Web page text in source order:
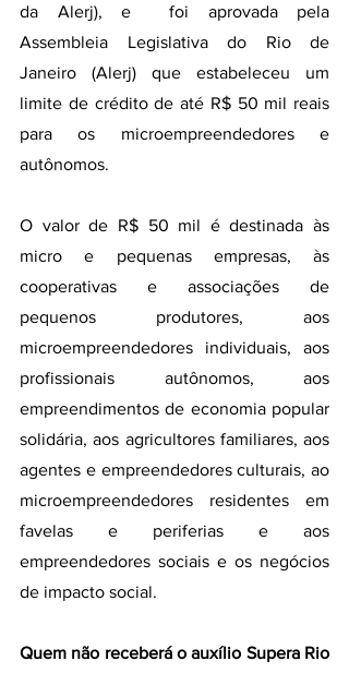
da Alerj), e  foi aprovada pela
Assembleia Legislativa do Rio de
Janeiro (Alerj) que estabeleceu um
limite de crédito de até R$ 50 mil reais
para os microempreendedores e
autônomos.
O valor de R$ 50 mil é destinada às
micro e pequenas empresas, às
cooperativas e associações de
pequenos produtores, aos
microempreendedores individuais, aos
profissionais autônomos, aos
empreendimentos de economia popular
solidária, aos agricultores familiares, aos
agentes e empreendedores culturais, ao
microempreendedores residentes em
favelas e periferias e aos
empreendedores sociais e os negócios
de impacto social.
Quem não receberá o auxílio Supera Rio